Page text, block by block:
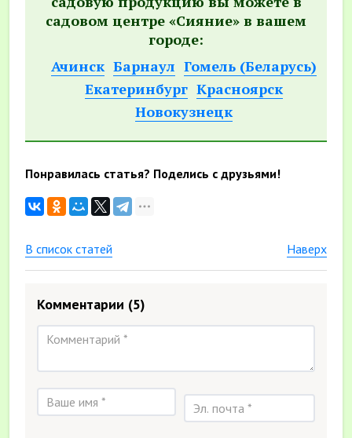
садовом центре «Сияние» в вашем
городе:
Ачинск Барнаул Гомель (Беларусь)
Екатеринбург Красноярск
Новокузнецк
Понравилась статья? Поделись с друзьями!
В список статей Наверх
Комментарии (5)